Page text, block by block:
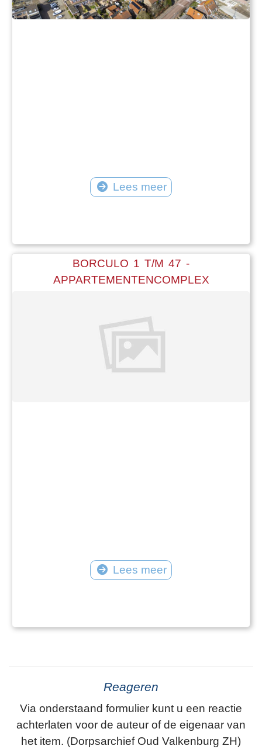
Lees meer
BORCULO 1 T/M 47 -
APPARTEMENTENCOMPLEX
Lees meer
Reageren
Via onderstaand formulier kunt u een reactie
achterlaten voor de auteur of de eigenaar van
het item. (Dorpsarchief Oud Valkenburg ZH)